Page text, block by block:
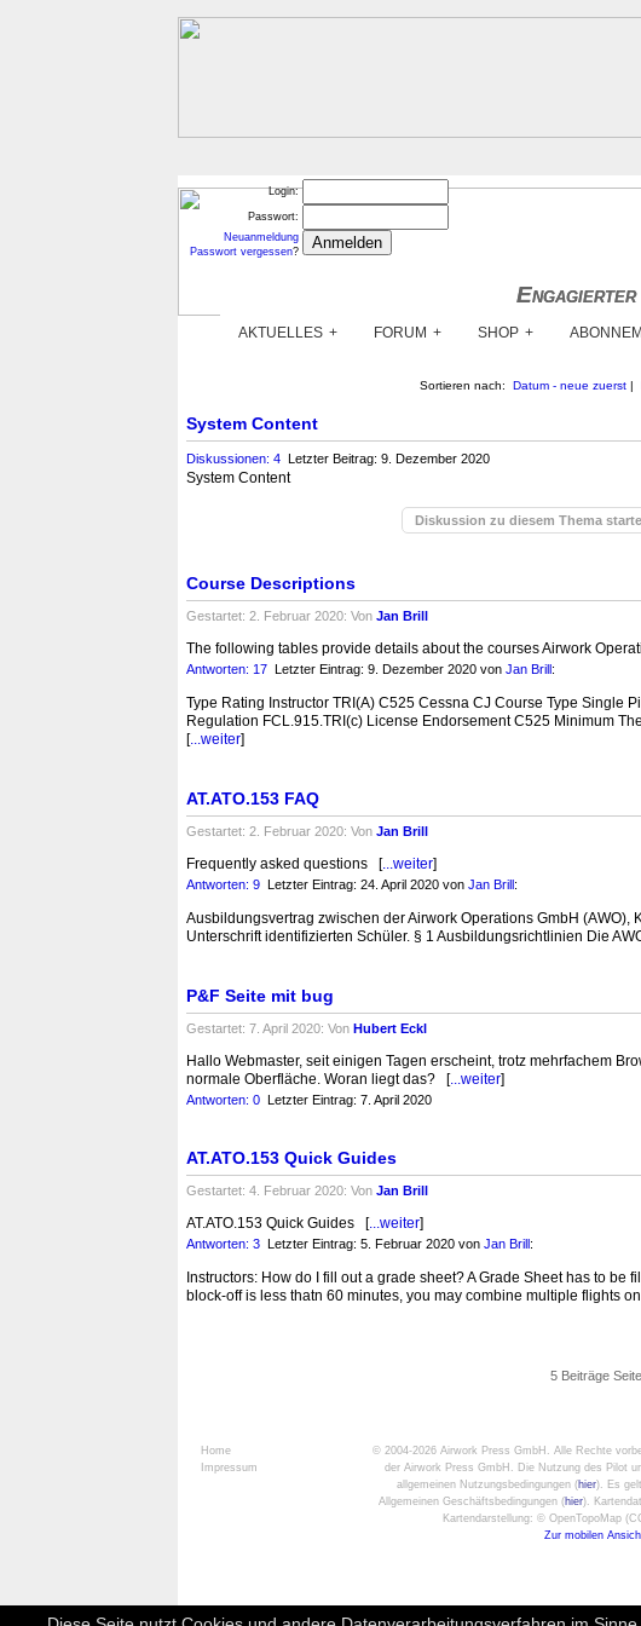
Login:
Passwort:
Neuanmeldung
Passwort vergessen?
Engagierter
Engagierter
AKTUELLES FORUM SHOP
Sortieren nach: Datum - neue zuerst |
System Content
Diskussionen: 4 Letzter Beitrag: 9. Dezember 2020
System Content
Diskussion zu diesem Thema
Course Descriptions
Gestartet: 2. Februar 2020: Von Jan Brill
The following tables provide details about the courses Airwork
Antworten: 17 Letzter Eintrag: 9. Dezember 2020 von Jan Brill:
Type Rating Instructor TRI(A) C525 Cessna CJ Course Type Single
Regulation FCL.915.TRI(c) License Endorsement C525 Minimum
[...weiter]
AT.ATO.153 FAQ
Gestartet: 2. Februar 2020: Von Jan Brill
Frequently asked questions [...weiter]
Antworten: 9 Letzter Eintrag: 24. April 2020 von Jan Brill:
Ausbildungsvertrag zwischen der Airwork Operations GmbH
Unterschrift identifizierten Schüler. § 1 Ausbildungsrichtlinien Die
P&F Seite mit bug
Gestartet: 7. April 2020: Von Hubert Eckl
Hallo Webmaster, seit einigen Tagen erscheint, trotz mehrfachem
normale Oberfläche. Woran liegt das? [...weiter]
Antworten: 0 Letzter Eintrag: 7. April 2020
AT.ATO.153 Quick Guides
Gestartet: 4. Februar 2020: Von Jan Brill
AT.ATO.153 Quick Guides [...weiter]
Antworten: 3 Letzter Eintrag: 5. Februar 2020 von Jan Brill:
Instructors: How do I fill out a grade sheet? A Grade Sheet has to
block-off is less thatn 60 minutes, you may combine multiple flights
5 Beiträge
Home
Impressum
© 2004-2026 Airwork Press GmbH . Alle Rechte
der Airwork Press GmbH. Die Nutzung des Pilot
allgemeinen Nutzungsbedingungen (hier). Es
Allgemeinen Geschäftsbedingungen (hier).
Kartendarstellung: © OpenTopoMap
Zur mobilen